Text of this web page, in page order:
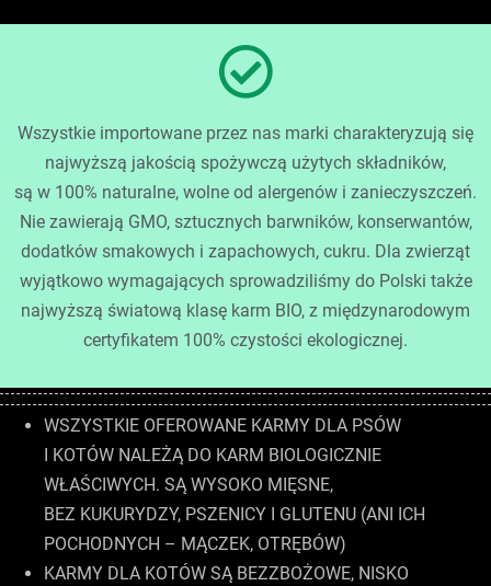
Wszystkie importowane przez nas marki charakteryzują się
najwyższą jakością spożywczą użytych składników,
są w 100% naturalne, wolne od alergenów i zanieczyszczeń.
Nie zawierają GMO, sztucznych barwników, konserwantów,
dodatków smakowych i zapachowych, cukru. Dla zwierząt
wyjątkowo wymagających sprowadziliśmy do Polski także
najwyższą światową klasę karm BIO, z międzynarodowym
certyfikatem 100% czystości ekologicznej.
WSZYSTKIE OFEROWANE KARMY DLA PSÓW
I KOTÓW NALEŻĄ DO KARM BIOLOGICZNIE
WŁAŚCIWYCH. SĄ WYSOKO MIĘSNE,
BEZ KUKURYDZY, PSZENICY I GLUTENU (ANI ICH
POCHODNYCH – MĄCZEK, OTRĘBÓW)
KARMY DLA KOTÓW SĄ BEZZBOŻOWE, NISKO